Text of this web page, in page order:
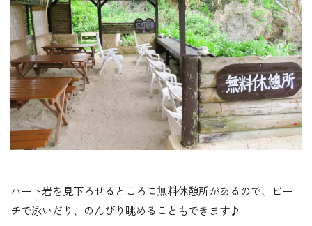
ハート岩を見下ろせるところに無料休憩所があるので、ビー
チで泳いだり、のんびり眺めることもできます♪